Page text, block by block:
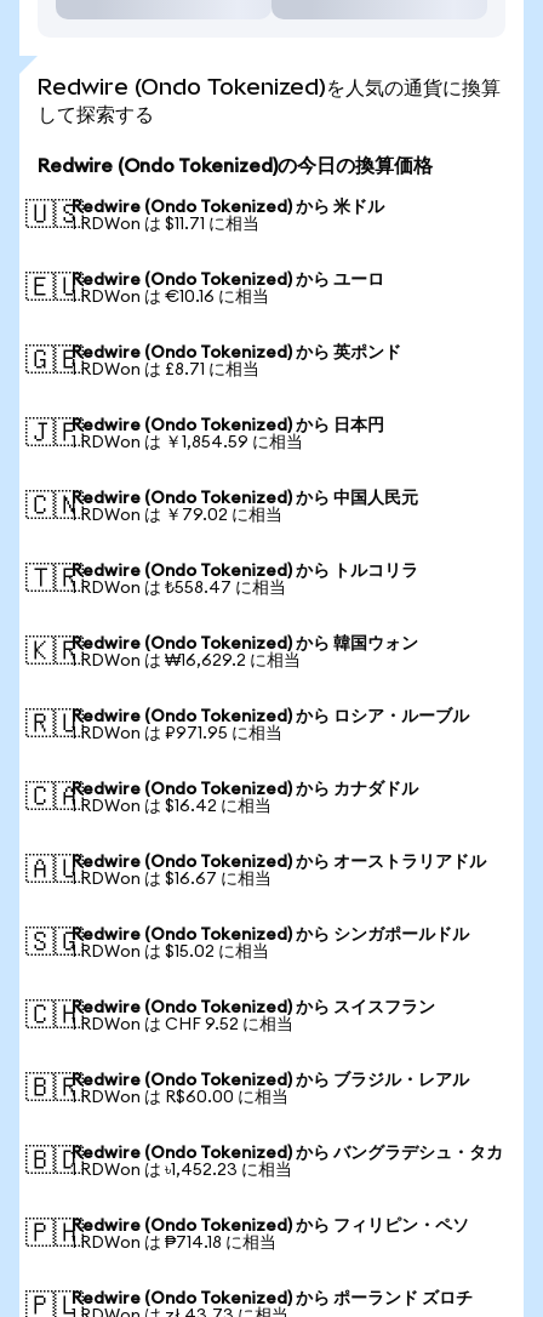
Redwire (Ondo Tokenized)を人気の通貨に換算
して探索する
Redwire (Ondo Tokenized)の今日の換算価格
🇺🇸Redwire (Ondo Tokenized) から 米ドル
1 RDWon は $11.71 に相当
🇪🇺Redwire (Ondo Tokenized) から ユーロ
1 RDWon は €10.16 に相当
🇬🇧Redwire (Ondo Tokenized) から 英ポンド
1 RDWon は £8.71 に相当
🇯🇵Redwire (Ondo Tokenized) から 日本円
1 RDWon は ￥1,854.59 に相当
🇨🇳Redwire (Ondo Tokenized) から 中国人民元
1 RDWon は ￥79.02 に相当
🇹🇷Redwire (Ondo Tokenized) から トルコリラ
1 RDWon は ₺558.47 に相当
🇰🇷Redwire (Ondo Tokenized) から 韓国ウォン
1 RDWon は ₩16,629.2 に相当
🇷🇺Redwire (Ondo Tokenized) から ロシア・ルーブル
1 RDWon は ₽971.95 に相当
🇨🇦Redwire (Ondo Tokenized) から カナダドル
1 RDWon は $16.42 に相当
🇦🇺Redwire (Ondo Tokenized) から オーストラリアドル
1 RDWon は $16.67 に相当
🇸🇬Redwire (Ondo Tokenized) から シンガポールドル
1 RDWon は $15.02 に相当
🇨🇭Redwire (Ondo Tokenized) から スイスフラン
1 RDWon は CHF 9.52 に相当
🇧🇷Redwire (Ondo Tokenized) から ブラジル・レアル
1 RDWon は R$60.00 に相当
🇧🇩Redwire (Ondo Tokenized) から バングラデシュ・タカ
1 RDWon は ৳1,452.23 に相当
🇵🇭Redwire (Ondo Tokenized) から フィリピン・ペソ
1 RDWon は ₱714.18 に相当
🇵🇱Redwire (Ondo Tokenized) から ポーランド ズロチ